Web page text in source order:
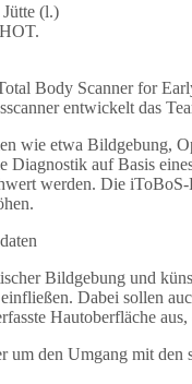
(l.)
Body Scanner for
entwickelt das
wie etwa Bildgebung,
Diagnostik auf Basis
werden. Die
Bildgebung und
Dabei sollen
Hautoberfläche
den Umgang mit